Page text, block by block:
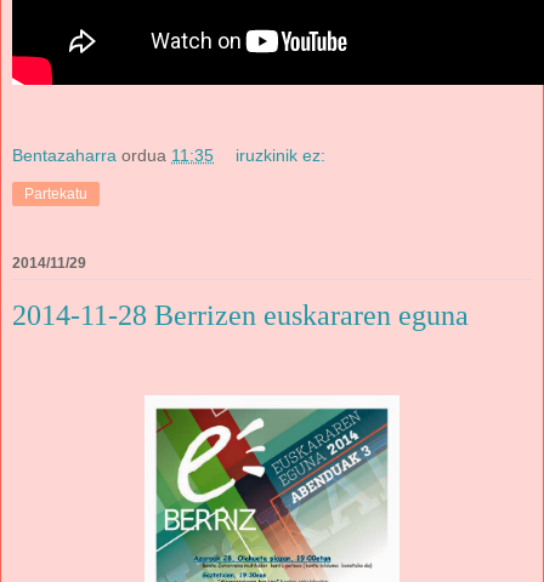
Bentazaharra ordua 11:35 iruzkinik ez:
Partekatu
2014/11/29
2014-11-28 Berrizen euskararen eguna